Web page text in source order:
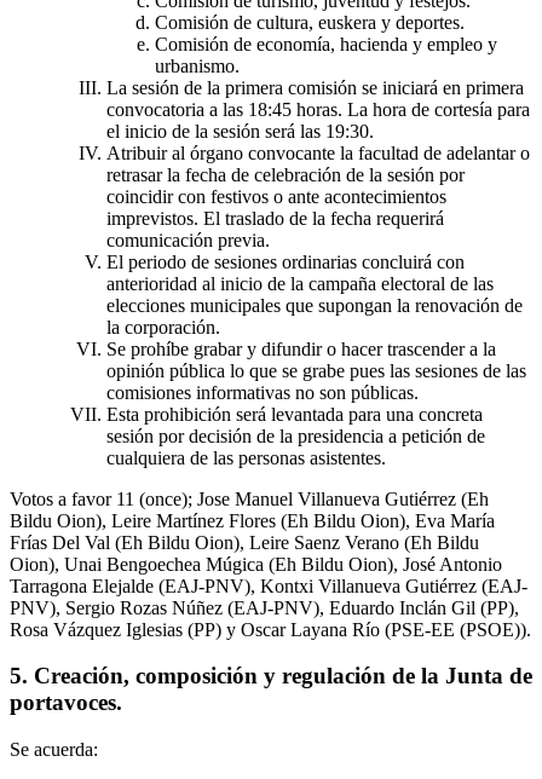
Comisión de cultura, euskera y deportes.
Comisión de economía, hacienda y empleo y
urbanismo.
La sesión de la primera comisión se iniciará en primera
convocatoria a las 18:45 horas. La hora de cortesía para
el inicio de la sesión será las 19:30.
Atribuir al órgano convocante la facultad de adelantar o
retrasar la fecha de celebración de la sesión por
coincidir con festivos o ante acontecimientos
imprevistos. El traslado de la fecha requerirá
comunicación previa.
El periodo de sesiones ordinarias concluirá con
anterioridad al inicio de la campaña electoral de las
elecciones municipales que supongan la renovación de
la corporación.
Se prohíbe grabar y difundir o hacer trascender a la
opinión pública lo que se grabe pues las sesiones de las
comisiones informativas no son públicas.
Esta prohibición será levantada para una concreta
sesión por decisión de la presidencia a petición de
cualquiera de las personas asistentes.
Votos a favor 11 (once); Jose Manuel Villanueva Gutiérrez (Eh
Bildu Oion), Leire Martínez Flores (Eh Bildu Oion), Eva María
Frías Del Val (Eh Bildu Oion), Leire Saenz Verano (Eh Bildu
Oion), Unai Bengoechea Múgica (Eh Bildu Oion), José Antonio
Tarragona Elejalde (EAJ-PNV), Kontxi Villanueva Gutiérrez (EAJ-
PNV), Sergio Rozas Núñez (EAJ-PNV), Eduardo Inclán Gil (PP),
Rosa Vázquez Iglesias (PP) y Oscar Layana Río (PSE-EE (PSOE)).
5. Creación, composición y regulación de la Junta de
portavoces.
Se acuerda: